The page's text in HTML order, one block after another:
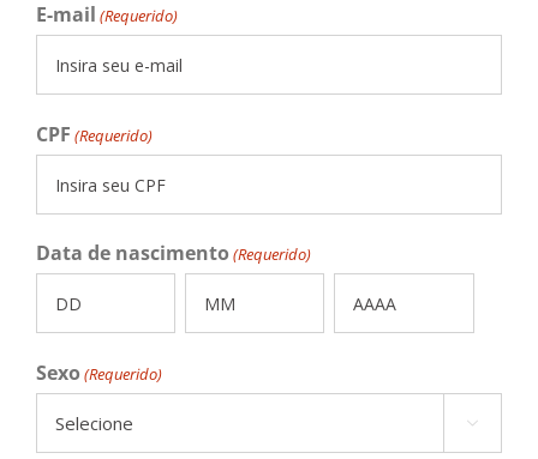
E-mail (Requerido)
CPF (Requerido)
Data de nascimento (Requerido)
Sexo (Requerido)
